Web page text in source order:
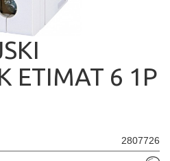
ETIMAT 6 1P
2807726